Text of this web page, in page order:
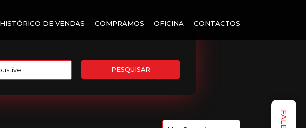
CONTACTOS
OFICINA
COMPRAMOS
HISTÓRICO DE VENDAS
PESQUISAR